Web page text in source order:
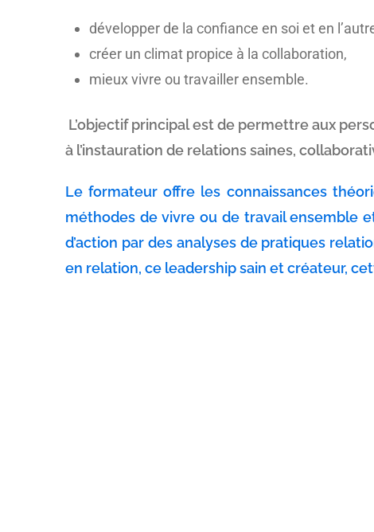
développer de la confiance en soi et en
créer un climat propice à la collaboration,
mieux vivre ou travailler ensemble.
L’objectif principal est de permettre aux
à l’instauration de relations saines,
Le formateur offre les connaissances
méthodes de vivre ou de travail ensemble
d’action par des analyses de pratiques
en relation, ce leadership sain et créateur,